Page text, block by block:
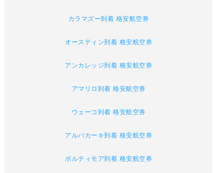
カラマズー到着 格安航空券
オースティン到着 格安航空券
アンカレッジ到着 格安航空券
アマリロ到着 格安航空券
ウェーコ到着 格安航空券
アルバカーキ到着 格安航空券
ボルティモア到着 格安航空券